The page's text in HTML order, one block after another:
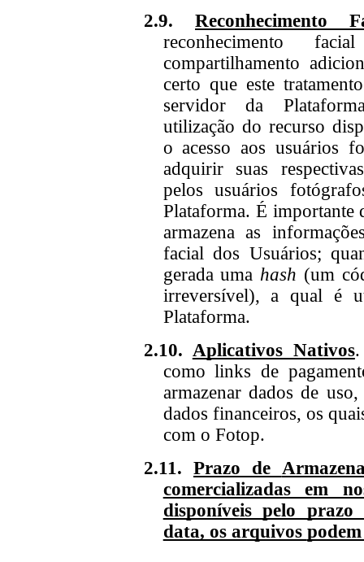
2.9.
Reconhecimento
reconhecimento
compartilhamento
certo que este
servidor da
utilização do recurso
o acesso aos usuários
adquirir suas
pelos usuários
Plataforma. É importante
armazena as
facial dos Usuários;
gerada uma hash (um
irreversível), a qual é
Plataforma.
2.10. Aplicativos Nativos.
como links de
armazenar dados de
dados financeiros, os
com o Fotop.
2.11. Prazo de
comercializadas em
disponíveis pelo
data, os arquivos